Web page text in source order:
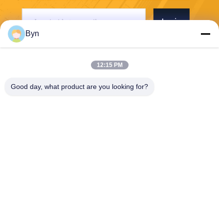
Invia
Byn
12:15 PM
Good day, what product are you looking for?